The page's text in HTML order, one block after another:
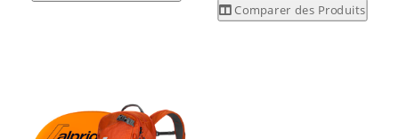
Comparer des Produits